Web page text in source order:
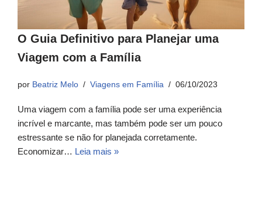
O Guia Definitivo para Planejar uma
Viagem com a Família
por Beatriz Melo Viagens em Família 06/10/2023
Uma viagem com a família pode ser uma experiência
incrível e marcante, mas também pode ser um pouco
estressante se não for planejada corretamente.
Economizar… Leia mais »